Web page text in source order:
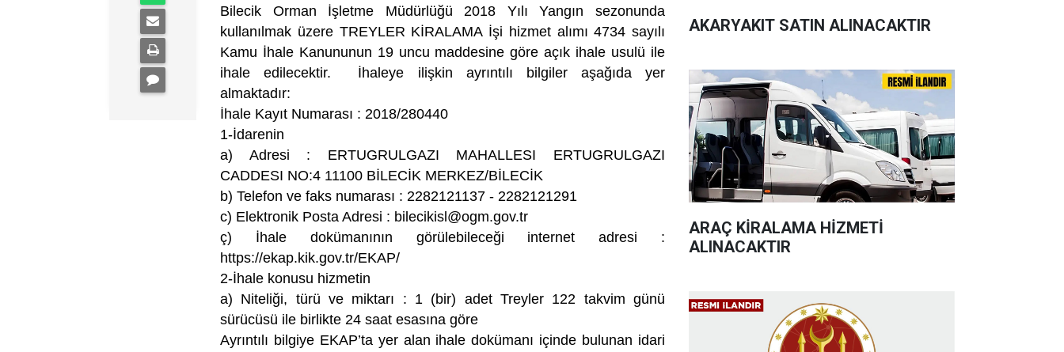
Bilecik Orman İşletme Müdürlüğü 2018 Yılı Yangın sezonunda
kullanılmak üzere TREYLER KİRALAMA İşi hizmet alımı 4734 sayılı
Kamu İhale Kanununun 19 uncu maddesine göre açık ihale usulü ile
ihale edilecektir. İhaleye ilişkin ayrıntılı bilgiler aşağıda yer
almaktadır:
İhale Kayıt Numarası : 2018/280440
1-İdarenin
a) Adresi : ERTUGRULGAZI MAHALLESI ERTUGRULGAZI
CADDESI NO:4 11100 BİLECİK MERKEZ/BİLECİK
b) Telefon ve faks numarası : 2282121137 - 2282121291
c) Elektronik Posta Adresi : bilecikisl@ogm.gov.tr
ç) İhale dokümanının görülebileceği internet adresi :
https://ekap.kik.gov.tr/EKAP/
2-İhale konusu hizmetin
a) Niteliği, türü ve miktarı : 1 (bir) adet Treyler 122 takvim günü
sürücüsü ile birlikte 24 saat esasına göre
Ayrıntılı bilgiye EKAP’ta yer alan ihale dokümanı içinde bulunan idari
AKARYAKIT SATIN ALINACAKTIR
ARAÇ KİRALAMA HİZMETİ
ALINACAKTIR